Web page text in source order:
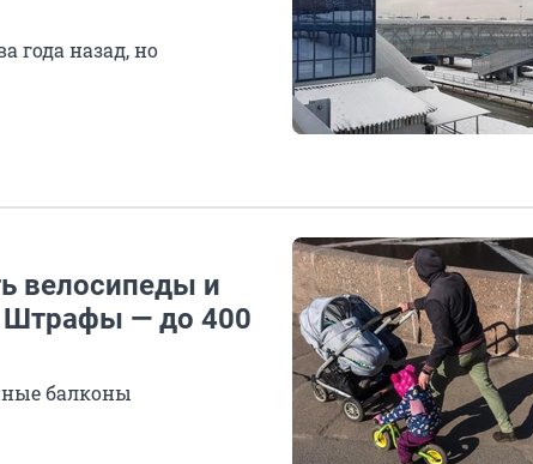
года назад, но
велосипеды и
Штрафы — до 400
балконы